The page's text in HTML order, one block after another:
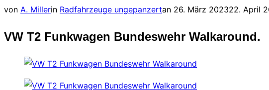
von A. Millerin Radfahrzeuge ungepanzertan Veröffentlicht
26. März 202322. April
VW T2 Funkwagen Bundeswehr Walkaround.